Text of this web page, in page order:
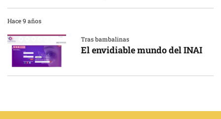
Hace 9 años
Tras bambalinas
El envidiable mundo del INAI